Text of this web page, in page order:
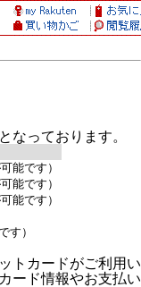
なっております。
能です）
能です）
能です）
す）
トカードがご利用い
ード情報やお支払い